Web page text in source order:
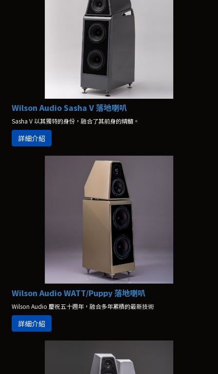
Wilson Audio Sasha V 落地喇叭
Sasha V 以其獨特的身份，融合了其前身的精髓。
詳細介紹
Wilson Audio WATT/Puppy 落地喇叭
Wilson Audio 慶祝五十週年，融合多年累積的最新技術
詳細介紹